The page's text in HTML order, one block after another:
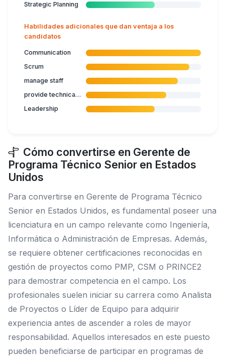
Strategic Planning
Habilidades adicionales que dan ventaja a los
candidatos
Communication
Scrum
manage staff
provide technical documentation
Leadership
Cómo convertirse en Gerente de
Programa Técnico Senior en Estados
Unidos
Para convertirse en Gerente de Programa Técnico
Senior en Estados Unidos, es fundamental poseer una
licenciatura en un campo relevante como Ingeniería,
Informática o Administración de Empresas. Además,
se requiere obtener certificaciones reconocidas en
gestión de proyectos como PMP, CSM o PRINCE2
para demostrar competencia en el campo. Los
profesionales suelen iniciar su carrera como Analista
de Proyectos o Líder de Equipo para adquirir
experiencia antes de ascender a roles de mayor
responsabilidad. Aquellos interesados en este puesto
pueden beneficiarse de participar en programas de